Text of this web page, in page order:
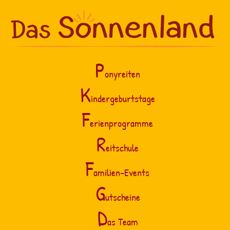
Ponyreiten
Kindergeburtstage
Ferienprogramme
Reitschule
Familien-Events
Gutscheine
Das Team